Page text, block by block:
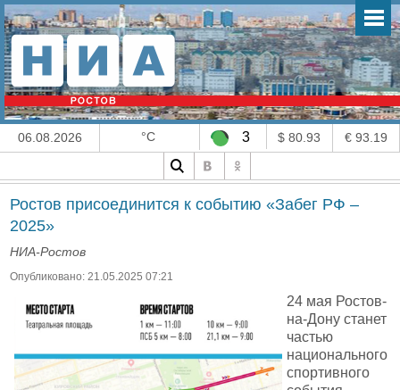
06.08.2026 °C 3 $ 80.93 € 93.19
Ростов присоединится к событию «Забег РФ –
2025»
НИА-Ростов
Опубликовано: 21.05.2025 07:21
24 мая Ростов-
на-Дону станет
частью
национального
спортивного